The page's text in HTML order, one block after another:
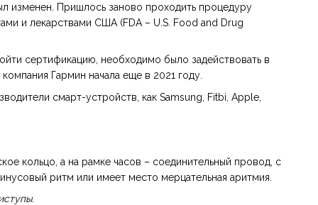
изменен. Пришлось заново проходить процедуру
и лекарствами США (FDA – U.S. Food and Drug
сертификацию, необходимо было задействовать в
Гармин начала еще в 2021 году.
смарт-устройств, как Samsung, Fitbi, Apple,
кольцо, а на рамке часов – соединительный провод, с
ритм или имеет место мерцательная аритмия.